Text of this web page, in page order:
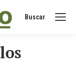
Buscar:
Buscar